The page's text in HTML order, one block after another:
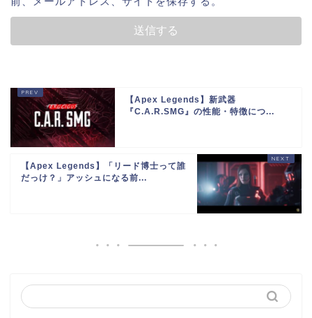
【Apex Legends】新武器
『C.A.R.SMG』の性能・特徴につ...
【Apex Legends】「リード博士って誰
だっけ？」アッシュになる前...